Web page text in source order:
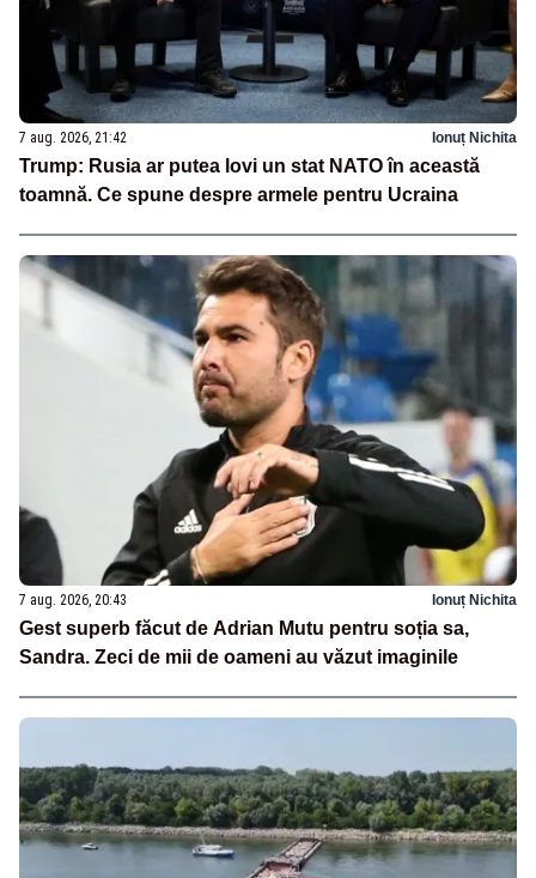
7 aug. 2026, 21:42 Ionuț Nichita
Trump: Rusia ar putea lovi un stat NATO în această
toamnă. Ce spune despre armele pentru Ucraina
7 aug. 2026, 20:43 Ionuț Nichita
Gest superb făcut de Adrian Mutu pentru soția sa,
Sandra. Zeci de mii de oameni au văzut imaginile